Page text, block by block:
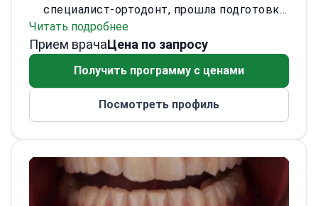
специалист-ортодонт, прошла подготовку
в Российском университете дружбы
народов (РУДН). Получила диплом врача-
специализацию по ортодонтии (2017–
2019). Клинический опыт: клиника Dentalis,
Москва — ассистент (2015–2017) и врач-
(2019–по настоящее время) и Unident
Clinic, Тирана (2025–по настоящее время).
Повышение квалификации включает 3D-
Читать подробнее
Прием врачаЦена по запросу
Получить программу с ценами
Посмотреть профиль